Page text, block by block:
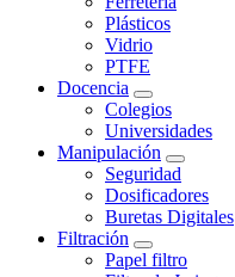
Plásticos
Vidrio
PTFE
Docencia
Colegios
Universidades
Manipulación
Seguridad
Dosificadores
Buretas Digitales
Filtración
Papel filtro